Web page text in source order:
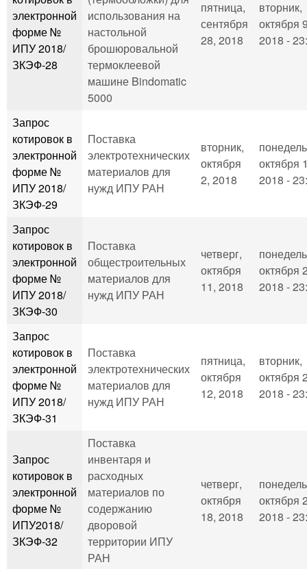
электронной
форме №
ИПУ 2018/
ЗКЭФ-28
использования на
настольной
брошюровальной
термоклеевой
машине Bindomatic
5000
пятница,
сентября
28, 2018
вторник,
октября
2018 -
Запрос
котировок в
электронной
форме №
ИПУ 2018/
ЗКЭФ-29
Поставка
электротехнических
материалов для
нужд ИПУ РАН
вторник,
октября
2, 2018
октября
2018 -
Запрос
котировок в
электронной
форме №
ИПУ 2018/
ЗКЭФ-30
Поставка
общестроительных
материалов для
нужд ИПУ РАН
четверг,
октября
11, 2018
октября
2018 -
Запрос
котировок в
электронной
форме №
ИПУ 2018/
ЗКЭФ-31
Поставка
электротехнических
материалов для
нужд ИПУ РАН
пятница,
октября
12, 2018
вторник,
октября
2018 -
Запрос
котировок в
электронной
форме №
ИПУ2018/
ЗКЭФ-32
Поставка
инвентаря и
расходных
материалов по
содержанию
дворовой
территории ИПУ
РАН
четверг,
октября
18, 2018
октября
2018 -